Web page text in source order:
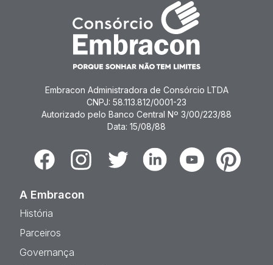
Embracon Administradora de Consórcio LTDA
CNPJ: 58.113.812/0001-23
Autorizado pelo Banco Central Nº 3/00/223/88
Data: 15/08/88
FacebookInstagramTwitter LinkedinYoutubePinterest
A Embracon
História
Parceiros
Governança